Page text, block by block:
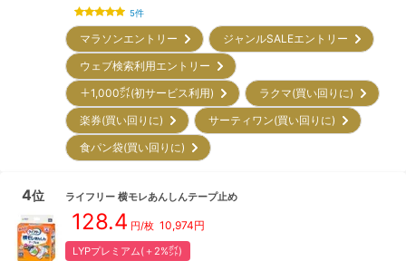
5件
マラソンエントリー
ジャンルSALEエントリー
ウェブ検索利用エントリー
＋1,000㌽(初サービス利用)
ラクマ(買い回りに)
楽券(買い回りに)
サーティワン(買い回りに)
食パン袋(買い回りに)
4位 ライフリー 横モレあんしんテープ止め
128.4 円/枚 10,974円
LYPプレミアム(＋2%㌽)